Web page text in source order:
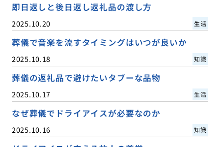
即日返しと後日返し返礼品の渡し方
2025.10.20 生活
葬儀で音楽を流すタイミングはいつが良いか
2025.10.18 知識
葬儀の返礼品で避けたいタブーな品物
2025.10.17 生活
なぜ葬儀でドライアイスが必要なのか
2025.10.16 知識